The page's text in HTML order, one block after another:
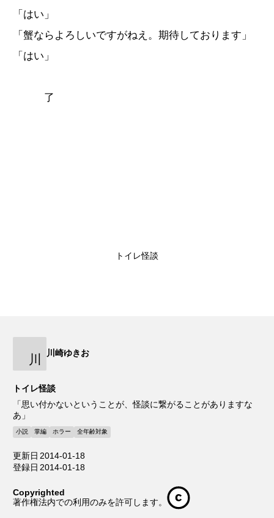
「はい」
「蟹ならよろしいですがねえ。期待しております」
「はい」
了
トイレ怪談
川 川崎ゆきお
トイレ怪談
「思い付かないということが、怪談に繋がることがありますな
あ」
小説 掌編 ホラー 全年齢対象
更新日 2014-01-18
登録日 2014-01-18
Copyrighted
著作権法内での利用のみを許可します。